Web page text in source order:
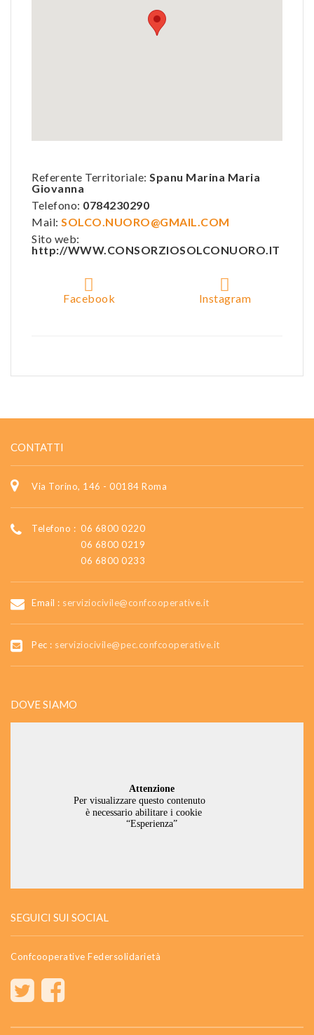
Referente Territoriale: Spanu Marina Maria
Giovanna
Telefono: 0784230290
Mail: SOLCO.NUORO@GMAIL.COM
Sito web:
http://WWW.CONSORZIOSOLCONUORO.IT
Facebook Instagram
CONTATTI
Via Torino, 146 - 00184 Roma
Telefono : 06 6800 0220
06 6800 0219
06 6800 0233
Email : serviziocivile@confcooperative.it
Pec : serviziocivile@pec.confcooperative.it
DOVE SIAMO
SEGUICI SUI SOCIAL
Confcooperative Federsolidarietà